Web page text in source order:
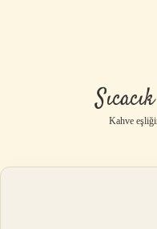
Kahve